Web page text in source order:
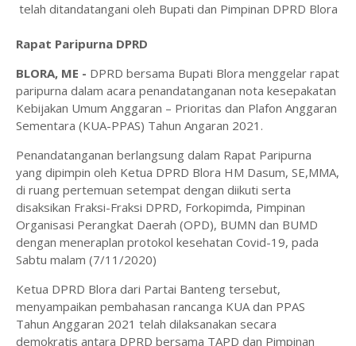
telah ditandatangani oleh Bupati dan Pimpinan DPRD Blora
Rapat Paripurna DPRD
BLORA, ME - DPRD bersama Bupati Blora menggelar rapat
paripurna dalam acara penandatanganan nota kesepakatan
Kebijakan Umum Anggaran – Prioritas dan Plafon Anggaran
Sementara (KUA-PPAS) Tahun Angaran 2021.
Penandatanganan berlangsung dalam Rapat Paripurna
yang dipimpin oleh Ketua DPRD Blora HM Dasum, SE,MMA,
di ruang pertemuan setempat dengan diikuti serta
disaksikan Fraksi-Fraksi DPRD, Forkopimda, Pimpinan
Organisasi Perangkat Daerah (OPD), BUMN dan BUMD
dengan meneraplan protokol kesehatan Covid-19, pada
Sabtu malam (7/11/2020)
Ketua DPRD Blora dari Partai Banteng tersebut,
menyampaikan pembahasan rancanga KUA dan PPAS
Tahun Anggaran 2021 telah dilaksanakan secara
demokratis antara DPRD bersama TAPD dan Pimpinan